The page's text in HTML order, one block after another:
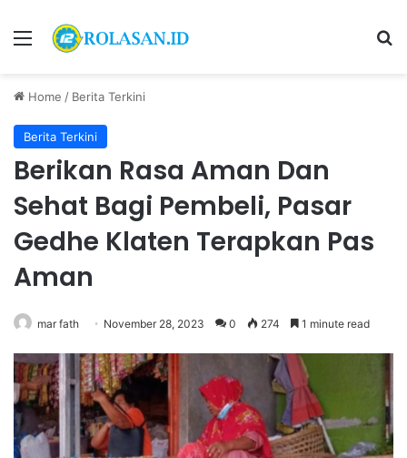
Menu
Home / Berita Terkini
Berita Terkini
Berikan Rasa Aman Dan
Sehat Bagi Pembeli, Pasar
Gedhe Klaten Terapkan Pas
Aman
mar fath November 28, 2023 0 274 1 minute read